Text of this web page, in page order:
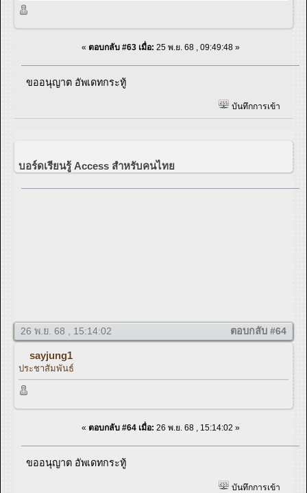
« ตอบกลับ #63 เมื่อ: 25 พ.ย. 68 , 09:49:48 »
ขออนุญาต อัพเดทกระทู้
บันทึกการเข้า
บอร์ดเรียนรู้ Access สำหรับคนไทย
26 พ.ย. 68 , 15:14:02 ตอบกลับ #64
sayjung1
ประชาสัมพันธ์
« ตอบกลับ #64 เมื่อ: 26 พ.ย. 68 , 15:14:02 »
ขออนุญาต อัพเดทกระทู้
บันทึกการเข้า